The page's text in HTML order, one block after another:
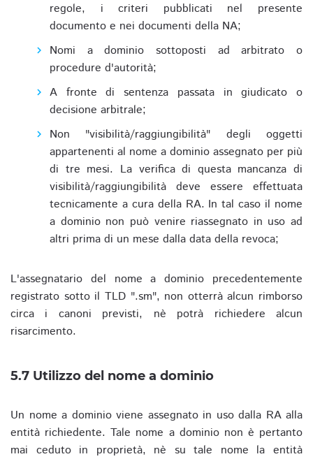
regole, i criteri pubblicati nel presente
documento e nei documenti della NA;
Nomi a dominio sottoposti ad arbitrato o
procedure d'autorità;
A fronte di sentenza passata in giudicato o
decisione arbitrale;
Non "visibilità/raggiungibilità" degli oggetti
appartenenti al nome a dominio assegnato per più
di tre mesi. La verifica di questa mancanza di
visibilità/raggiungibilità deve essere effettuata
tecnicamente a cura della RA. In tal caso il nome
a dominio non può venire riassegnato in uso ad
altri prima di un mese dalla data della revoca;
L'assegnatario del nome a dominio precedentemente
registrato sotto il TLD ".sm", non otterrà alcun rimborso
circa i canoni previsti, nè potrà richiedere alcun
risarcimento.
5.7 Utilizzo del nome a dominio
Un nome a dominio viene assegnato in uso dalla RA alla
entità richiedente. Tale nome a dominio non è pertanto
mai ceduto in proprietà, nè su tale nome la entità